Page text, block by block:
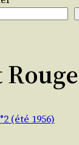
(été 1956)